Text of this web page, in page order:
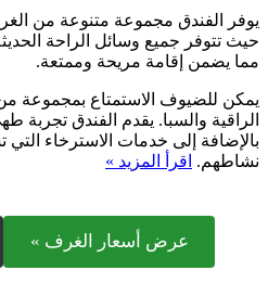
يوفر الفندق مجموعة متنوعة من
حيث تتوفر جميع وسائل الراحة
مما يضمن إقامة مريحة وممتعة.
يمكن للضيوف الاستمتاع بمجموعة
الراقية والسبا. يقدم الفندق تجربة
بالإضافة إلى خدمات الاسترخاء
نشاطهم. اقرأ المزيد »
عرض أسعار الغرف »